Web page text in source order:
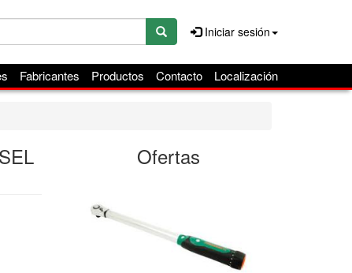
Iniciar sesión
Fabricantes Productos Contacto Localización
Ofertas